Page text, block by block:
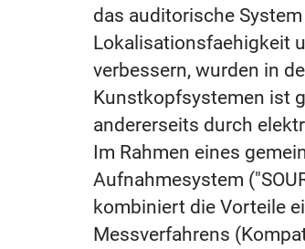
das auditorische
Lokalisationsfaehigkeit
verbessern, wurden in
Kunstkopfsystemen ist
andererseits durch
Im Rahmen eines
Aufnahmesystem
kombiniert die Vorteile
Messverfahrens